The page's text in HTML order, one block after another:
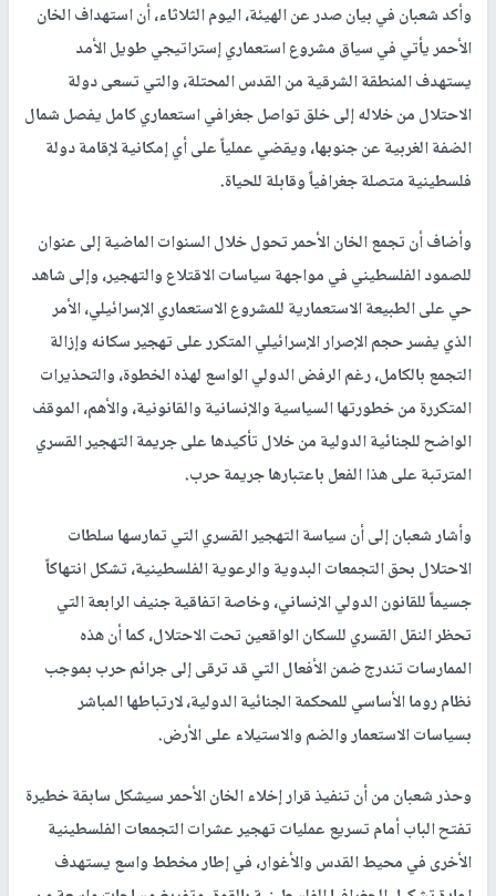
وأكد شعبان في بيان صدر عن الهيئة، اليوم الثلاثاء، أن استهداف الخان
الأحمر يأتي في سياق مشروع استعماري إستراتيجي طويل الأمد
يستهدف المنطقة الشرقية من القدس المحتلة، والتي تسعى دولة
الاحتلال من خلاله إلى خلق تواصل جغرافي استعماري كامل يفصل شمال
الضفة الغربية عن جنوبها، ويقضي عملياً على أي إمكانية لإقامة دولة
فلسطينية متصلة جغرافياً وقابلة للحياة.
وأضاف أن تجمع الخان الأحمر تحول خلال السنوات الماضية إلى عنوان
للصمود الفلسطيني في مواجهة سياسات الاقتلاع والتهجير، وإلى شاهد
حي على الطبيعة الاستعمارية للمشروع الاستعماري الإسرائيلي، الأمر
الذي يفسر حجم الإصرار الإسرائيلي المتكرر على تهجير سكانه وإزالة
التجمع بالكامل، رغم الرفض الدولي الواسع لهذه الخطوة، والتحذيرات
المتكررة من خطورتها السياسية والإنسانية والقانونية، والأهم، الموقف
الواضح للجنائية الدولية من خلال تأكيدها على جريمة التهجير القسري
المترتبة على هذا الفعل باعتبارها جريمة حرب.
وأشار شعبان إلى أن سياسة التهجير القسري التي تمارسها سلطات
الاحتلال بحق التجمعات البدوية والرعوية الفلسطينية، تشكل انتهاكاً
جسيماً للقانون الدولي الإنساني، وخاصة اتفاقية جنيف الرابعة التي
تحظر النقل القسري للسكان الواقعين تحت الاحتلال، كما أن هذه
الممارسات تندرج ضمن الأفعال التي قد ترقى إلى جرائم حرب بموجب
نظام روما الأساسي للمحكمة الجنائية الدولية، لارتباطها المباشر
بسياسات الاستعمار والضم والاستيلاء على الأرض.
وحذر شعبان من أن تنفيذ قرار إخلاء الخان الأحمر سيشكل سابقة خطيرة
تفتح الباب أمام تسريع عمليات تهجير عشرات التجمعات الفلسطينية
الأخرى في محيط القدس والأغوار، في إطار مخطط واسع يستهدف